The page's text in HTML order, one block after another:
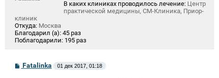
В каких клиниках проводилось лечение: Центр
практической медицины, СМ-Клиника, Приор-
клиник
Откуда: Москва
Благодарил (а): 45 раз
Поблагодарили: 195 раз
С
о
Fatalinka 01 дек 2017, 01:18